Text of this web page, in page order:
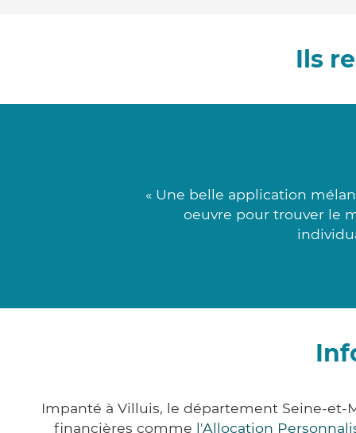
Ils
« Une belle application
oeuvre pour trouver le
Impanté à Villuis, le département Seine-et-
financières comme l'Allocation